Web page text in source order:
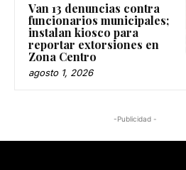
Van 13 denuncias contra
funcionarios municipales;
instalan kiosco para
reportar extorsiones en
Zona Centro
agosto 1, 2026
-Publicidad -